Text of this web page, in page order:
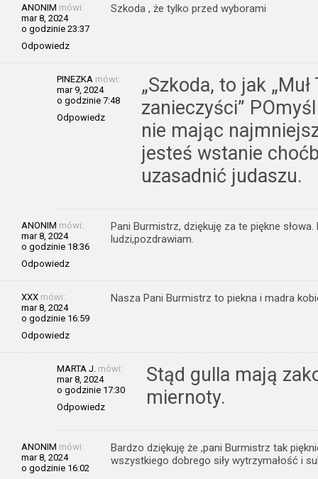
ANONIM mówi:
mar 8, 2024
o godzinie 23:37
Odpowiedz
Szkoda , że tylko przed wyborami
PINEZKA mówi:
mar 9, 2024
o godzinie 7:48
Odpowiedz
„Szkoda, to jak
zanieczyści”
nie mając
jesteś wstanie
uzasadnić judaszu.
ANONIM mówi:
mar 8, 2024
o godzinie 18:36
Odpowiedz
Pani Burmistrz, dziękuję za te piękne
ludzi,pozdrawiam.
XXX mówi:
mar 8, 2024
o godzinie 16:59
Odpowiedz
Nasza Pani Burmistrz to piekna i madra
MARTA J. mówi:
mar 8, 2024
o godzinie 17:30
Odpowiedz
Stąd gulla mają
miernoty.
ANONIM mówi:
mar 8, 2024
o godzinie 16:02
Bardzo dziękuję że ,pani Burmistrz tak
wszystkiego dobrego siły wytrzymałość i